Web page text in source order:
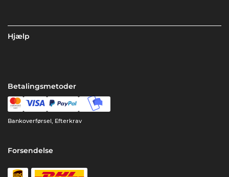
Hjælp
Betalingsmetoder
Bankoverførsel, Efterkrav
Forsendelse